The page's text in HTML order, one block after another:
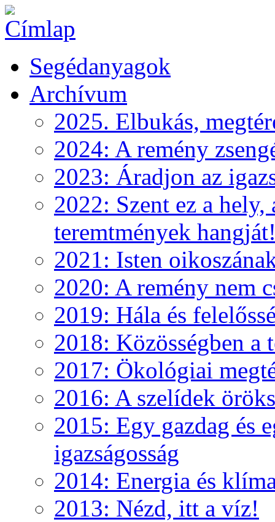
Segédanyagok
Archívum
2025. Elbukás,
2024: A remény
2023: Áradjon az
2022: Szent ez a
teremtmények
2021: Isten
2020: A remény nem
2019: Hála és
2018: Közösségben a
2017: Ökológiai
2016: A szelídek
2015: Egy gazdag és
igazságosság
2014: Energia és
2013: Nézd, itt a víz!